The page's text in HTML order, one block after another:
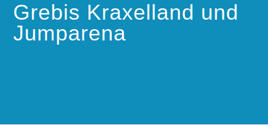
Grebis Kraxelland und
Jumparena